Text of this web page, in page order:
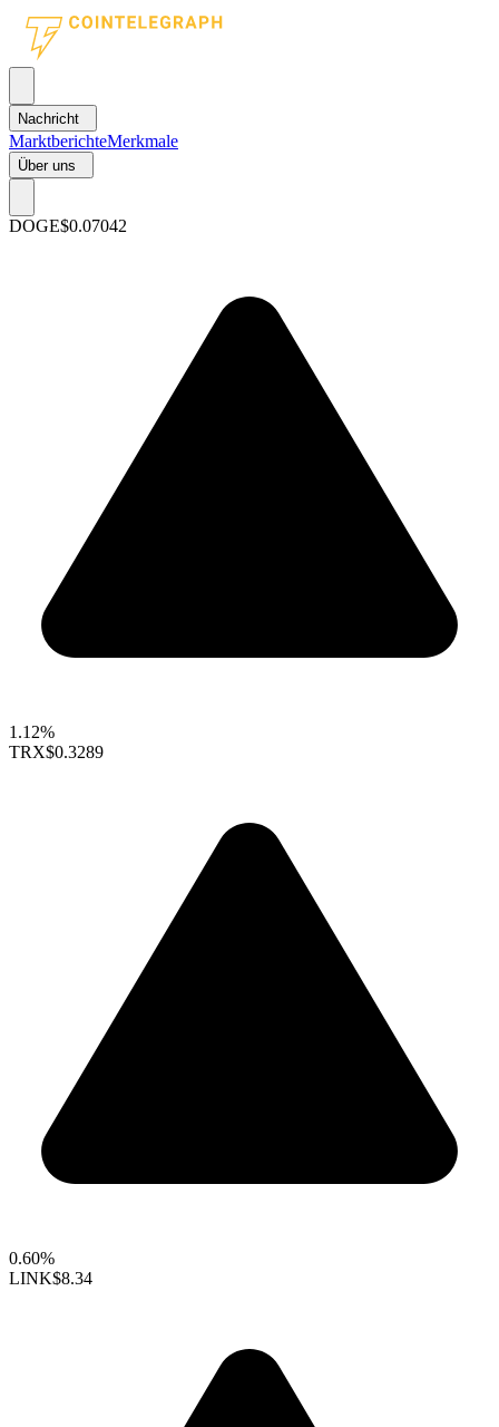
Nachricht
MarktberichteMerkmale
Über uns
DOGE$0.07042
1.12%
TRX$0.3289
0.60%
LINK$8.34